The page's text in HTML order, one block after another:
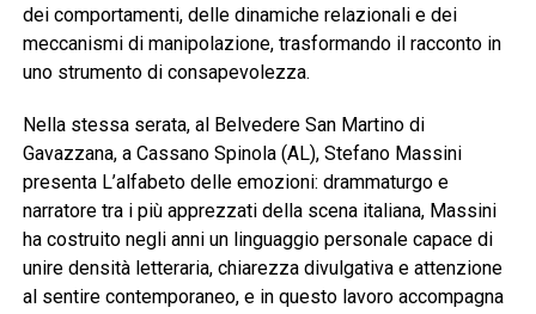
dei comportamenti, delle dinamiche relazionali e dei
meccanismi di manipolazione, trasformando il racconto in
uno strumento di consapevolezza.
Nella stessa serata, al Belvedere San Martino di
Gavazzana, a Cassano Spinola (AL), Stefano Massini
presenta L’alfabeto delle emozioni: drammaturgo e
narratore tra i più apprezzati della scena italiana, Massini
ha costruito negli anni un linguaggio personale capace di
unire densità letteraria, chiarezza divulgativa e attenzione
al sentire contemporaneo, e in questo lavoro accompagna